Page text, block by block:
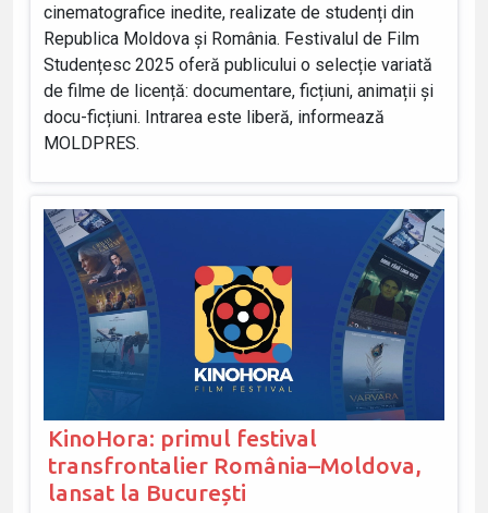
cinematografice inedite, realizate de studenți din
Republica Moldova și România. Festivalul de Film
Studențesc 2025 oferă publicului o selecție variată
de filme de licență: documentare, ficțiuni, animații și
docu-ficțiuni. Intrarea este liberă, informează
MOLDPRES.
KinoHora: primul festival
transfrontalier România–Moldova,
lansat la București